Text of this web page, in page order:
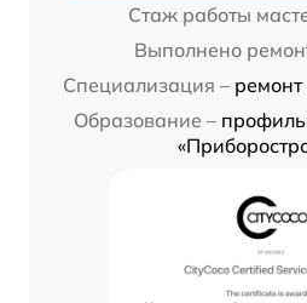
Стаж работы
Выполнено
Специализация – ремонт
Образование –